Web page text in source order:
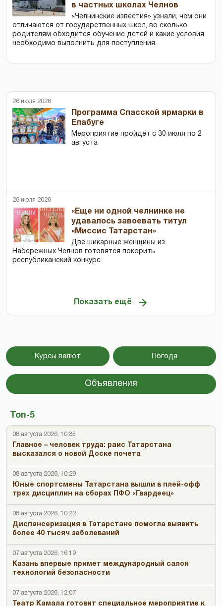
в частных школах Челнов
«Челнинские известия» узнали, чем они
отличаются от государственных школ, во сколько
родителям обходится обучение детей и какие условия
необходимо выполнить для поступления.
26 июля 2026
Программа Спасской ярмарки в
Елабуге
Мероприятие пройдет с 30 июля по 2
августа
26 июля 2026
«Еще ни одной челнинке не
удавалось завоевать титул
«Миссис Татарстан»
Две шикарные женщины из
Набережных Челнов готовятся покорить
республиканский конкурс
Показать ещё
Курсы валют Погода
Объявления
Топ-5
08 августа 2026, 10:35
Главное – человек труда: раис Татарстана
высказался о новой Доске почета
08 августа 2026, 10:29
Юные спортсмены Татарстана вышли в плей-офф
трех дисциплин на сборах ПФО «Гвардеец»
08 августа 2026, 10:22
Диспансеризация в Татарстане помогла выявить
более 40 тысяч заболеваний
07 августа 2026, 16:19
Казань впервые примет международный салон
технологий безопасности
07 августа 2026, 12:07
Театр Камала готовит специальное мероприятие к